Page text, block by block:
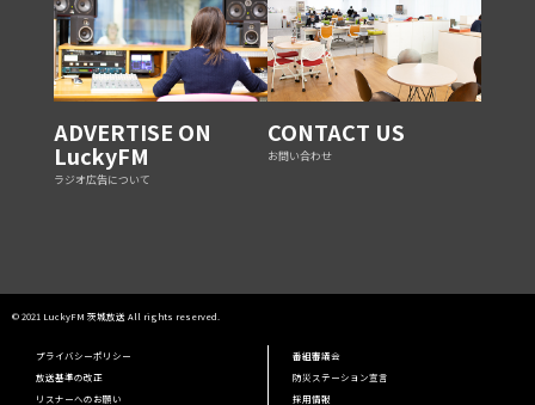
ADVERTISE ON
LuckyFM
ラジオ広告について
CONTACT US
お問い合わせ
© 2021 LuckyFM 茨城放送 All rights reserved.
プライバシーポリシー
番組審議会
放送基準の改正
防災ステーション宣言
リスナーへのお願い
採用情報